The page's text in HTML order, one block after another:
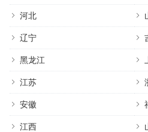
河北
辽宁
黑龙江
江苏
安徽
江西